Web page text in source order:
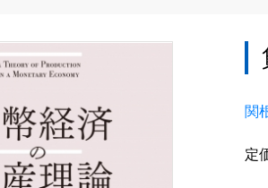
関
定